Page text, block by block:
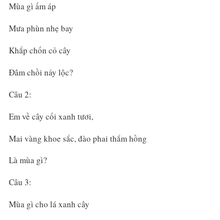
Mùa gì ấm áp
Mưa phùn nhẹ bay
Khắp chốn cỏ cây
Đâm chồi nảy lộc?
Câu 2:
Em về cây cối xanh tươi,
Mai vàng khoe sắc, đào phai thắm hồng
Là mùa gì?
Câu 3:
Mùa gì cho lá xanh cây